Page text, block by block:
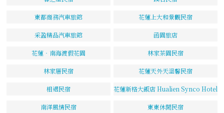
東都商務汽車旅館 花蓮上大和景觀民宿
采盈精品汽車旅館 函園旅店
花蓮‧南海渡假花園 林家茶園民宿
林家厝民宿 花蓮天外天溫馨民宿
相遇民宿 花蓮新格大飯店 Hualien Synco Hotel
南洋風情民宿 東東休閒民宿